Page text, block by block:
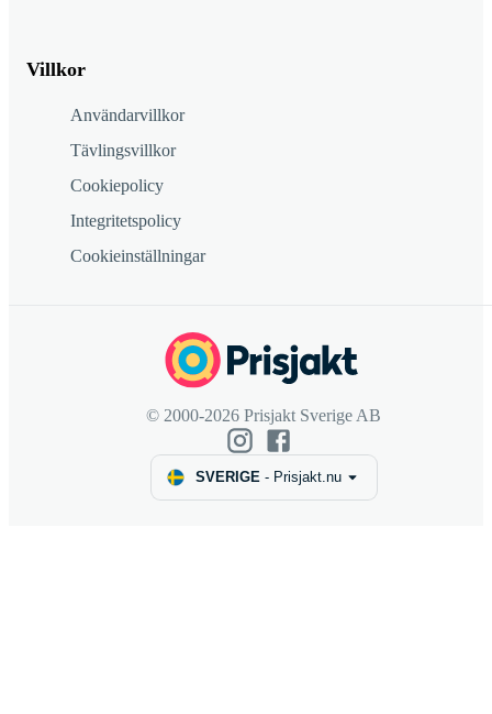
Villkor
Användarvillkor
Tävlingsvillkor
Cookiepolicy
Integritetspolicy
Cookieinställningar
© 2000-2026 Prisjakt Sverige AB
SVERIGE- Prisjakt.nu